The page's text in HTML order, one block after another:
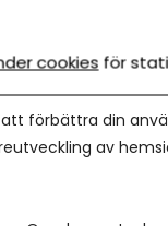
Andra har
cookies för
förbättra din
av